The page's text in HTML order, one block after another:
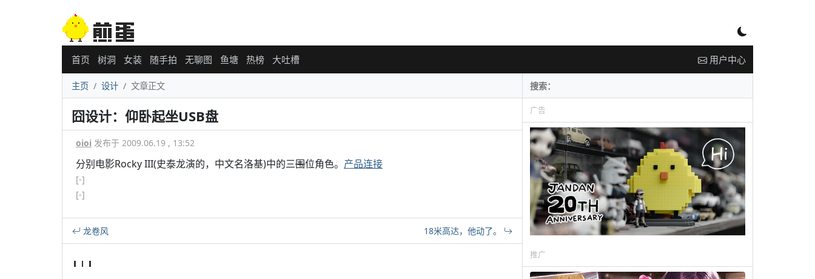
首页 树洞 女装 随手拍 无聊图 鱼塘 热榜 大吐槽 用户中心
主页 设计 文章正文
囧设计：仰卧起坐USB盘
oioi 发布于 2009.06.19 , 13:52
分别电影Rocky III(史泰龙演的，中文名洛基)中的三围位角色。 产品连接
[-]
[-]
龙卷风 18米高达，他动了。
广告
推广